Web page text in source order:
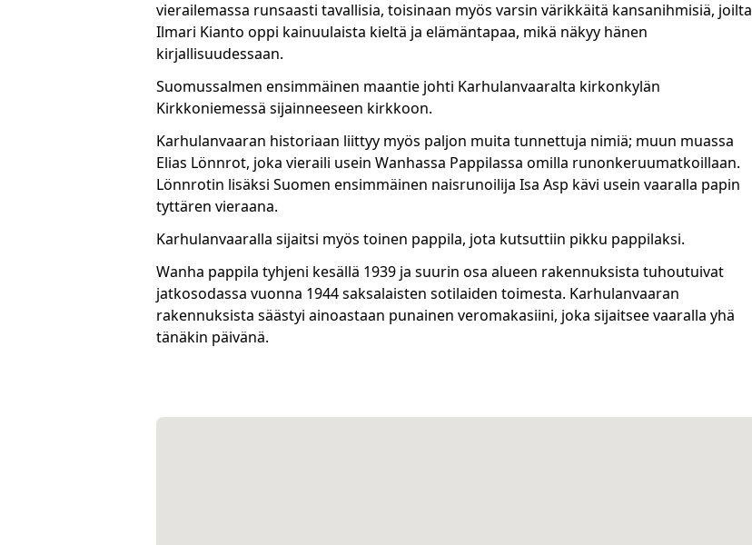
vierailemassa runsaasti tavallisia, toisinaan myös varsin värikkäitä kansanihmisiä, joilta
Ilmari Kianto oppi kainuulaista kieltä ja elämäntapaa, mikä näkyy hänen
kirjallisuudessaan.
Suomussalmen ensimmäinen maantie johti Karhulanvaaralta kirkonkylän
Kirkkoniemessä sijainneeseen kirkkoon.
Karhulanvaaran historiaan liittyy myös paljon muita tunnettuja nimiä; muun muassa
Elias Lönnrot, joka vieraili usein Wanhassa Pappilassa omilla runonkeruumatkoillaan.
Lönnrotin lisäksi Suomen ensimmäinen naisrunoilija Isa Asp kävi usein vaaralla papin
tyttären vieraana.
Karhulanvaaralla sijaitsi myös toinen pappila, jota kutsuttiin pikku pappilaksi.
Wanha pappila tyhjeni kesällä 1939 ja suurin osa alueen rakennuksista tuhoutuivat
jatkosodassa vuonna 1944 saksalaisten sotilaiden toimesta. Karhulanvaaran
rakennuksista säästyi ainoastaan punainen veromakasiini, joka sijaitsee vaaralla yhä
tänäkin päivänä.